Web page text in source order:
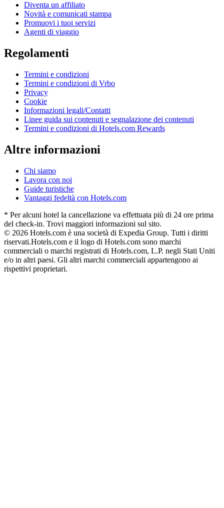
Diventa un affiliato
Novità e comunicati stampa
Promuovi i tuoi servizi
Agenti di viaggio
Regolamenti
Termini e condizioni
Termini e condizioni di Vrbo
Privacy
Cookie
Informazioni legali/Contatti
Linee guida sui contenuti e segnalazione dei contenuti
Termini e condizioni di Hotels.com Rewards
Altre informazioni
Chi siamo
Lavora con noi
Guide turistiche
Vantaggi fedeltà con Hotels.com
* Per alcuni hotel la cancellazione va effettuata più di 24 ore prima
del check-in. Trovi maggiori informazioni sul sito.
© 2026 Hotels.com è una società di Expedia Group. Tutti i diritti
riservati.Hotels.com e il logo di Hotels.com sono marchi
commerciali o marchi registrati di Hotels.com, L.P. negli Stati Uniti
e/o in altri paesi. Gli altri marchi commerciali appartengono ai
rispettivi proprietari.